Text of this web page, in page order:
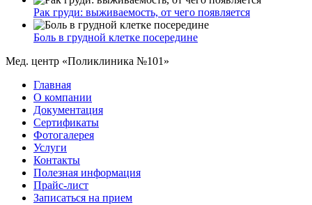
Рак груди: выживаемость, от чего появляется
Боль в грудной клетке посередине
Мед. центр «Поликлиника №101»
Главная
О компании
Документация
Сертификаты
Фотогалерея
Услуги
Контакты
Полезная информация
Прайс-лист
Записаться на прием